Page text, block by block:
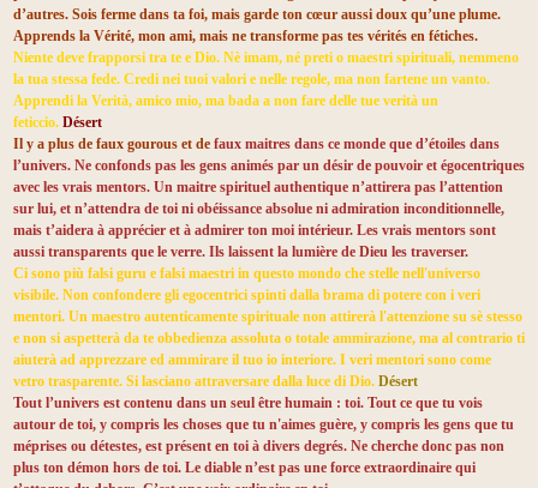
d’autres. Sois ferme dans ta foi, mais garde ton cœur aussi doux qu’une plume.
Apprends la Vérité, mon ami, mais ne transforme pas tes vérités en fétiches.
Niente deve frapporsi tra te e Dio. Nè imam, né preti o maestri spirituali, nemmeno
la tua stessa fede. Credi nei tuoi valori e nelle regole, ma non fartene un vanto.
Apprendi la Verità, amico mio, ma bada a non fare delle tue verità un
feticcio. Désert
Il y a plus de faux gourous et de faux maitres dans ce monde que d’étoiles dans
l’univers. Ne confonds pas les gens animés par un désir de pouvoir et égocentriques
avec les vrais mentors. Un maitre spirituel authentique n’attirera pas l’attention
sur lui, et n’attendra de toi ni obéissance absolue ni admiration inconditionnelle,
mais t’aidera à apprécier et à admirer ton moi intérieur. Les vrais mentors sont
aussi transparents que le verre. Ils laissent la lumière de Dieu les traverser.
Ci sono più falsi guru e falsi maestri in questo mondo che stelle nell'universo
visibile. Non confondere gli egocentrici spinti dalla brama di potere con i veri
mentori. Un maestro autenticamente spirituale non attirerà l'attenzione su sè stesso
e non si aspetterà da te obbedienza assoluta o totale ammirazione, ma al contrario ti
aiuterà ad apprezzare ed ammirare il tuo io interiore. I veri mentori sono come
vetro trasparente. Si lasciano attraversare dalla luce di Dio. Désert
Tout l’univers est contenu dans un seul être humain : toi. Tout ce que tu vois
autour de toi, y compris les choses que tu n'aimes guère, y compris les gens que tu
méprises ou détestes, est présent en toi à divers degrés. Ne cherche donc pas non
plus ton démon hors de toi. Le diable n’est pas une force extraordinaire qui